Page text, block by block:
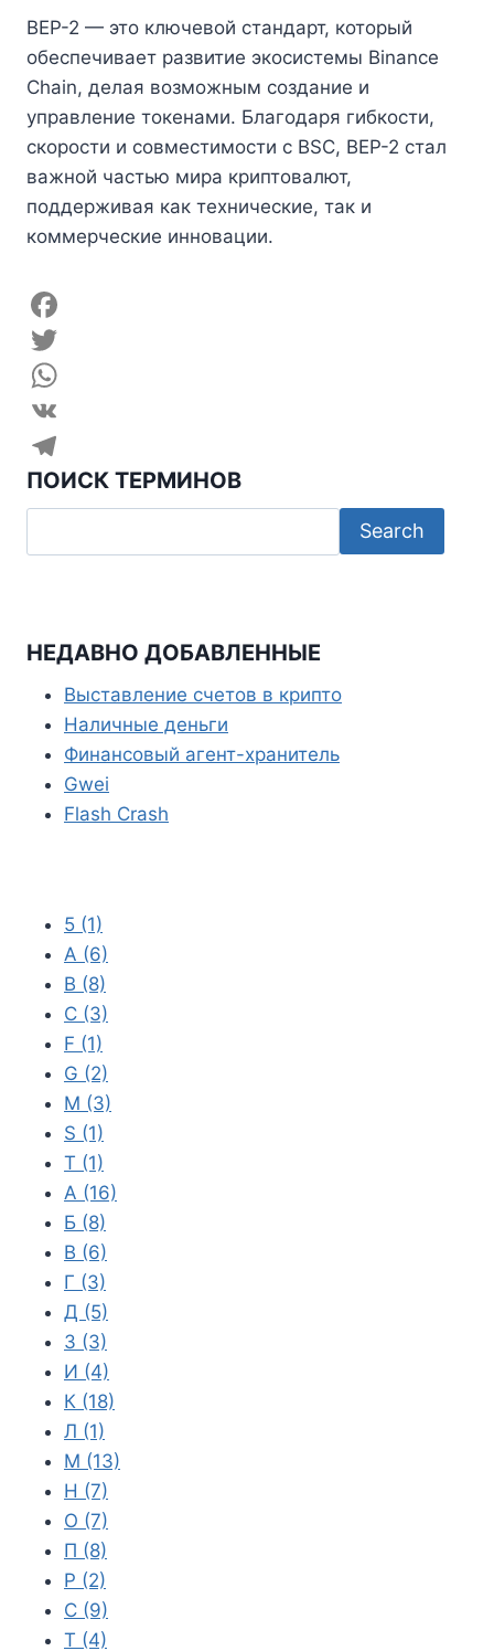
BEP-2 — это ключевой стандарт, который
обеспечивает развитие экосистемы Binance
Chain, делая возможным создание и
управление токенами. Благодаря гибкости,
скорости и совместимости с BSC, BEP-2 стал
важной частью мира криптовалют,
поддерживая как технические, так и
коммерческие инновации.
F
a
c
e
b
o
o
T
w
t
t
e
W
h
a
t
s
p
V
K
T
e
l
r
ПОИСК ТЕРМИНОВ
НЕДАВНО ДОБАВЛЕННЫЕ
Выставление счетов в крипто
Наличные деньги
Финансовый агент-хранитель
Gwei
Flash Crash
5 (1)
A (6)
B (8)
C (3)
F (1)
G (2)
M (3)
S (1)
T (1)
А (16)
Б (8)
В (6)
Г (3)
Д (5)
З (3)
И (4)
К (18)
Л (1)
М (13)
Н (7)
О (7)
П (8)
Р (2)
С (9)
Т (4)